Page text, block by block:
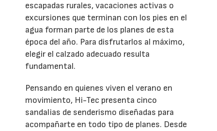
escapadas rurales, vacaciones activas o
excursiones que terminan con los pies en el
agua forman parte de los planes de esta
época del año. Para disfrutarlos al máximo,
elegir el calzado adecuado resulta
fundamental.
Pensando en quienes viven el verano en
movimiento, Hi-Tec presenta cinco
sandalias de senderismo diseñadas para
acompañarte en todo tipo de planes. Desde